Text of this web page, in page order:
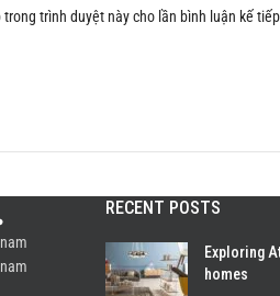
trình duyệt này cho lần bình luận kế
RECENT POSTS
Exploring
homes